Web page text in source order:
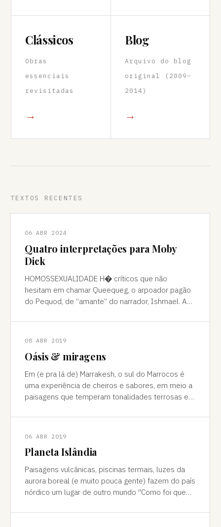
Clássicos
Obras
essenciais
revisitadas
→
Blog
Arquivo do blog
original (2009–
2014)
→
TEXTOS RECENTES
06 ABR 2024
Quatro interpretações para Moby
Dick
HOMOSSEXUALIDADE H� críticos que não
hesitam em chamar Queequeg, o arpoador pagão
do Pequod, de “amante” do narrador, Ishmael. A
compreens
08 ABR 2019
Oásis & miragens
Em (e pra lá de) Marrakesh, o sul do Marrocos é
uma experiência de cheiros e sabores, em meio a
paisagens que temperam tonalidades terrosas e
06 ABR 2019
Planeta Islândia
Paisagens vulcânicas, piscinas termais, luzes da
aurora boreal (e muito pouca gente) fazem do país
nórdico um lugar de outro mundo "Como foi que